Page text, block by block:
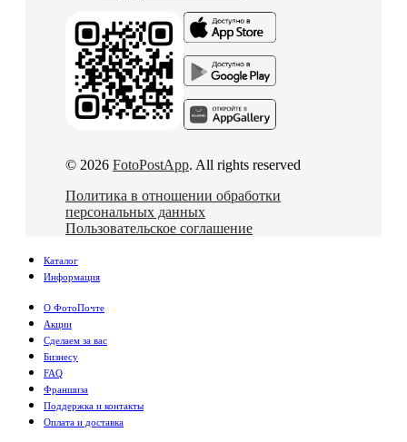
© 2026 FotoPostApp. All rights reserved
Политика в отношении обработки
персональных данных
Пользовательское соглашение
Каталог
Информация
О ФотоПочте
Акции
Сделаем за вас
Бизнесу
FAQ
Франшиза
Поддержка и контакты
Оплата и доставка